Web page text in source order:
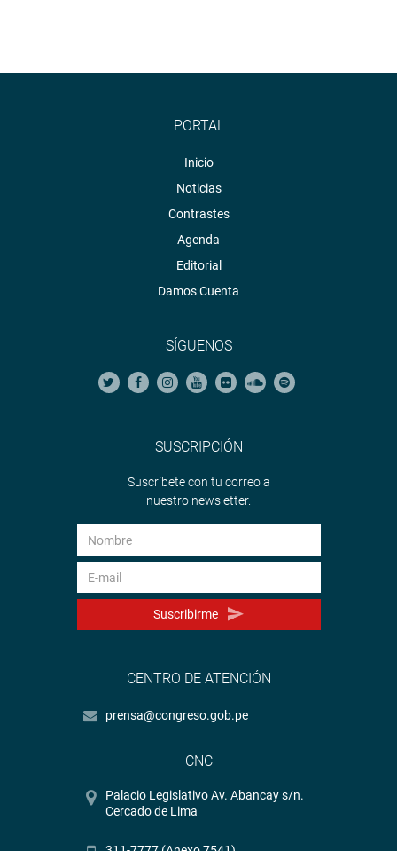
PORTAL
Inicio
Noticias
Contrastes
Agenda
Editorial
Damos Cuenta
SÍGUENOS
SUSCRIPCIÓN
Suscríbete con tu correo a
nuestro newsletter.
Suscribirme
CENTRO DE ATENCIÓN
prensa@congreso.gob.pe
CNC
Palacio Legislativo Av. Abancay s/n.
Cercado de Lima